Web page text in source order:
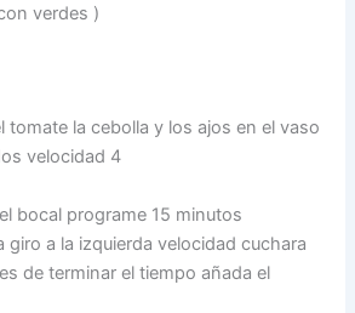
verdes )
tomate la cebolla y los ajos en el vaso
velocidad 4
bocal programe 15 minutos
giro a la izquierda velocidad cuchara
de terminar el tiempo añada el